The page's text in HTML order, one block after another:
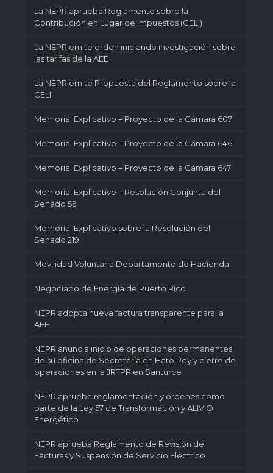
La NEPR aprueba Reglamento sobre la
Contribución en Lugar de Impuestos (CELI)
La NEPR emite orden iniciando investigación sobre
las tarifas de la AEE
La NEPR emite Propuesta del Reglamento sobre la
CELI
Memorial Explicativo – Proyecto de Ia Cámara 607
Memorial Explicativo – Proyecto de Ia Cámara 646
Memorial Explicativo – Proyecto de la Cámara 647
Memorial Explicativo – Resolución Conjunta del
Senado 55
Memorial Explicativo sobre la Resolución del
Senado 219
Movilidad Voluntaria Departamento de Hacienda
Negociado de Energía de Puerto Rico
NEPR adopta nueva factura transparente para la
AEE
NEPR anuncia inicio de operaciones permanentes
de su oficina de Secretaría en Hato Rey y cierre de
operaciones en la JRTPR en Santurce
NEPR aprueba reglamentación y órdenes como
parte de la Ley 57 de Transformación y ALIVIO
Energético
NEPR aprueba Reglamento de Revisión de
Facturas y Suspensión de Servicio Eléctrico